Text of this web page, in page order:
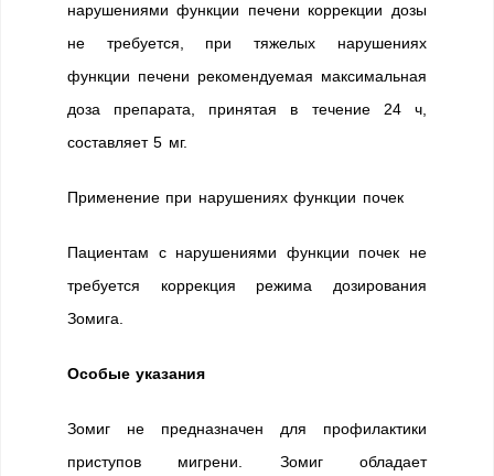
нарушениями функции печени коррекции дозы
не требуется, при тяжелых нарушениях
функции печени рекомендуемая максимальная
доза препарата, принятая в течение 24 ч,
составляет 5 мг.
Применение при нарушениях функции почек
Пациентам с нарушениями функции почек не
требуется коррекция режима дозирования
Зомига.
Особые указания
Зомиг не предназначен для профилактики
приступов мигрени. Зомиг обладает